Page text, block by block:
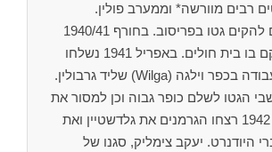
רבים מוורשה* וממערב פולין.
בנובמבר 1940 הורו הגרמנים להקים גטו בפריסוב. בחורף 1940/41
פרצה בגטו מגפת טיפוס והוקם בו בית חולים. באפריל 1941 נשלחו
פועלי כפייה יהודים למחנה עבודה בכפר וילגה (Wilga) שליד גרבולין.
על תושבי הגטו לשלם כופר גבוה וכן למסור את
כל דברי הפרווה. במאי וביוני 1942 רצחו הגרמנים את גלדשטיין ואת
היודנרט. יעקב צימליק, סגנו של